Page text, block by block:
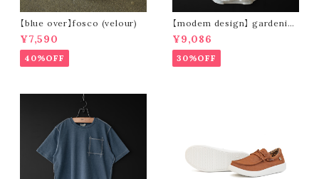
【blue over】fosco (velour)
¥7,590
40%OFF
【modem design】 gardenin
g s/s shirt (sand)
¥9,086
30%OFF